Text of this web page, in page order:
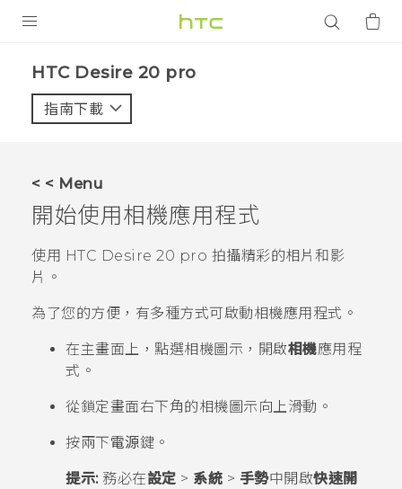
VIVE
應用程式
支援服務
‎HTC Desire 20 pro‎
指南下載
< < Menu
開始使用相機應用程式
使用 HTC Desire 20 pro 拍攝精彩的相片和影
片。
為了您的方便，有多種方式可啟動相機應用程式。
在主畫面上，點選相機圖示，開啟相機應用程
式。
從鎖定畫面右下角的相機圖示向上滑動。
按兩下電源鍵。
提示:務必在設定 > 系統 > 手勢中開啟快速開